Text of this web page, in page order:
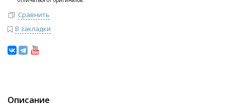
Сравнить
В закладки
Описание